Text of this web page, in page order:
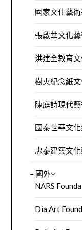
國家文化藝
張啟華文化
洪建全教育
樹火紀念紙
陳庭詩現代
國泰世華文
忠泰建築文
– 國外
NARS
Dia Art